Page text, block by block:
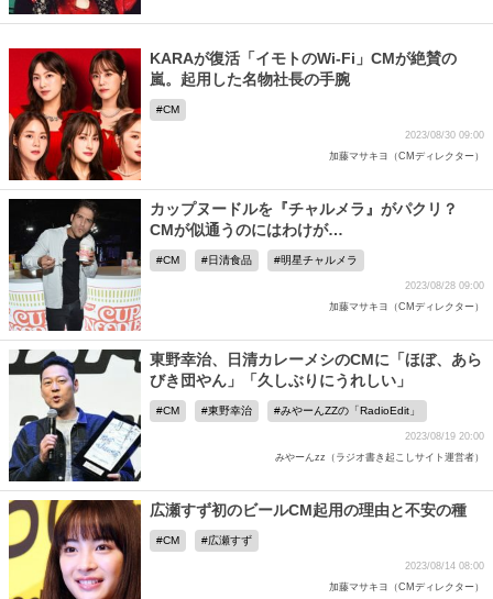
KARAが復活「イモトのWi-Fi」CMが絶賛の
嵐。起用した名物社長の手腕
CM
2023/08/30 09:00
加藤マサキヨ（CMディレクター）
カップヌードルを『チャルメラ』がパクリ？
CMが似通うのにはわけが…
CM 日清食品 明星チャルメラ
2023/08/28 09:00
加藤マサキヨ（CMディレクター）
東野幸治、日清カレーメシのCMに「ほぼ、あら
びき団やん」「久しぶりにうれしい」
CM 東野幸治 みやーんZZの「RadioEdit」
2023/08/19 20:00
みやーんzz（ラジオ書き起こしサイト運営者）
広瀬すず初のビールCM起用の理由と不安の種
CM 広瀬すず
2023/08/14 08:00
加藤マサキヨ（CMディレクター）